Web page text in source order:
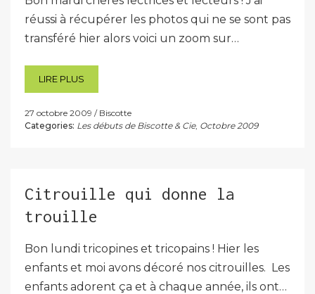
réussi à récupérer les photos qui ne se sont pas
transféré hier alors voici un zoom sur…
LIRE PLUS
27 octobre 2009
Biscotte
Categories: Les débuts de Biscotte & Cie, Octobre 2009
Citrouille qui donne la
trouille
Bon lundi tricopines et tricopains ! Hier les
enfants et moi avons décoré nos citrouilles. Les
enfants adorent ça et à chaque année, ils ont…